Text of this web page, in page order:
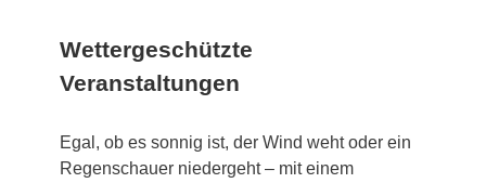
Wettergeschützte
Veranstaltungen
Egal, ob es sonnig ist, der Wind weht oder ein
Regenschauer niedergeht – mit einem